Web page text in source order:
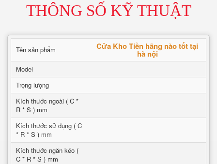
THÔNG SỐ KỸ THUẬT
Tên sản phẩm Cửa Kho Tiền hãng nào tốt tại
hà nội
Model
Trọng lượng
Kích thước ngoài ( C *
R * S ) mm
Kích thước sử dụng ( C
* R * S ) mm
Kích thước ngăn kéo (
C * R * S ) mm